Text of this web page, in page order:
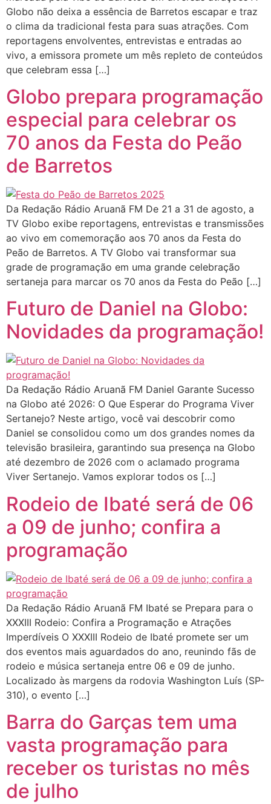
Globo não deixa a essência de Barretos escapar e traz
o clima da tradicional festa para suas atrações. Com
reportagens envolventes, entrevistas e entradas ao
vivo, a emissora promete um mês repleto de conteúdos
que celebram essa […]
Globo prepara programação
especial para celebrar os
70 anos da Festa do Peão
de Barretos
Da Redação Rádio Aruanã FM De 21 a 31 de agosto, a
TV Globo exibe reportagens, entrevistas e transmissões
ao vivo em comemoração aos 70 anos da Festa do
Peão de Barretos. A TV Globo vai transformar sua
grade de programação em uma grande celebração
sertaneja para marcar os 70 anos da Festa do Peão […]
Futuro de Daniel na Globo:
Novidades da programação!
Da Redação Rádio Aruanã FM Daniel Garante Sucesso
na Globo até 2026: O Que Esperar do Programa Viver
Sertanejo? Neste artigo, você vai descobrir como
Daniel se consolidou como um dos grandes nomes da
televisão brasileira, garantindo sua presença na Globo
até dezembro de 2026 com o aclamado programa
Viver Sertanejo. Vamos explorar todos os […]
Rodeio de Ibaté será de 06
a 09 de junho; confira a
programação
Da Redação Rádio Aruanã FM Ibaté se Prepara para o
XXXIII Rodeio: Confira a Programação e Atrações
Imperdíveis O XXXIII Rodeio de Ibaté promete ser um
dos eventos mais aguardados do ano, reunindo fãs de
rodeio e música sertaneja entre 06 e 09 de junho.
Localizado às margens da rodovia Washington Luís (SP-
310), o evento […]
Barra do Garças tem uma
vasta programação para
receber os turistas no mês
de julho